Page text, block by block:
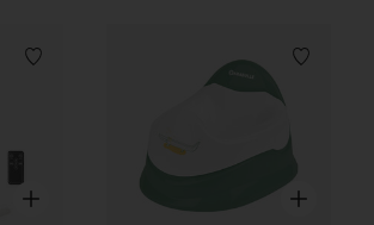
Aperçu rapide Aperçu